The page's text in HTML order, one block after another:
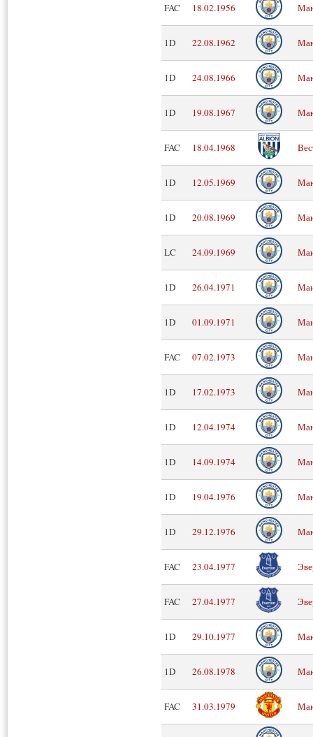
FAC 18.02.1956
1D 22.08.1962
1D 24.08.1966
1D 19.08.1967
FAC 18.04.1968
1D 12.05.1969
1D 20.08.1969
LC 24.09.1969
1D 26.04.1971
1D 01.09.1971
FAC 07.02.1973
1D 17.02.1973
1D 12.04.1974
1D 14.09.1974
1D 19.04.1976
1D 29.12.1976
FAC 23.04.1977
FAC 27.04.1977
1D 29.10.1977
1D 26.08.1978
FAC 31.03.1979